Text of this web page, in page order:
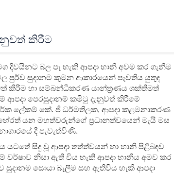
කිරීම
දිවයිනට බල පෑ හැකි ආපදා හානි අවම කර ගැනීම
පුර්ව සුදානම කුමන ආකාරයෙන් පැවතිය යුතුද
කිරීම හා සම්බන්ධීකරණ යාන්ත්‍රණය ශක්තිමත්
පෙරසුදානම් කමිටු දැනුවත් කිරීමේ
ලේකම් කේ. ජී ධර්මතිලක, ආපදා කළමනාකරණ
යන මහත්වරුන්ගේ ප්‍රධානත්වයෙන් මැයි මස
දී පැවැත්විණි.
සිදු වූ ආපදා තත්ත්වයන් හා හානි පිළිබඳව
නිසා ඇති විය හැකි ආපදා හානිය අමව කර
සුදානම සොයා බැලීම සහ ඇතිවිය හැකි ආපදා